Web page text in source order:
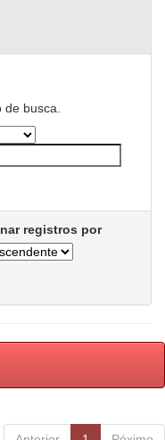
busca.
registros por